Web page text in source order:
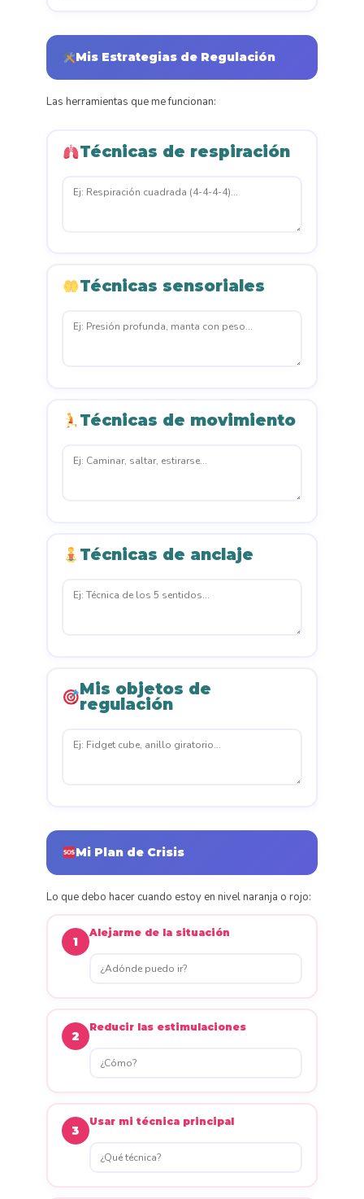
Mis Estrategias de Regulación
Las herramientas que me funcionan:
Técnicas de respiración
Técnicas sensoriales
Técnicas de movimiento
Técnicas de anclaje
Mis objetos de
regulación
Mi Plan de Crisis
Lo que debo hacer cuando estoy en nivel naranja o rojo:
1
Alejarme de la situación
2
Reducir las estimulaciones
3
Usar mi técnica principal